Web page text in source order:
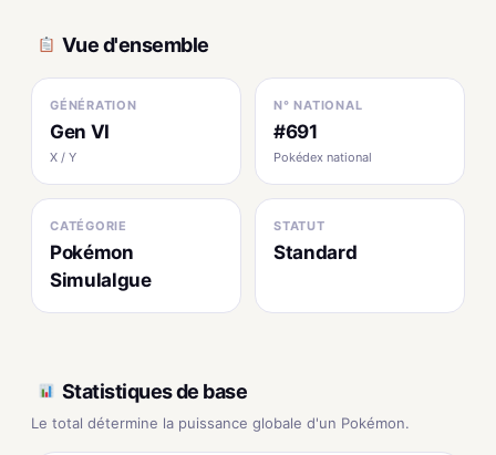
Vue d'ensemble
GÉNÉRATION
Gen VI
X / Y
N° NATIONAL
#691
Pokédex national
CATÉGORIE
Pokémon
Simulalgue
STATUT
Standard
Statistiques de base
Le total détermine la puissance globale d'un Pokémon.